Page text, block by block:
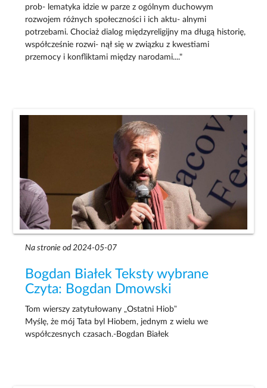
prob- lematyka idzie w parze z ogólnym duchowym
rozwojem różnych społeczności i ich aktu- alnymi
potrzebami. Chociaż dialog międzyreligijny ma długą historię,
współcześnie rozwi- nął się w związku z kwestiami
przemocy i konfliktami między narodami...."
Na stronie od 2024-05-07
Bogdan Białek Teksty wybrane
Czyta: Bogdan Dmowski
Tom wierszy zatytułowany „Ostatni Hiob”
Myślę, że mój Tata byl Hiobem, jednym z wielu we
współczesnych czasach.-Bogdan Białek